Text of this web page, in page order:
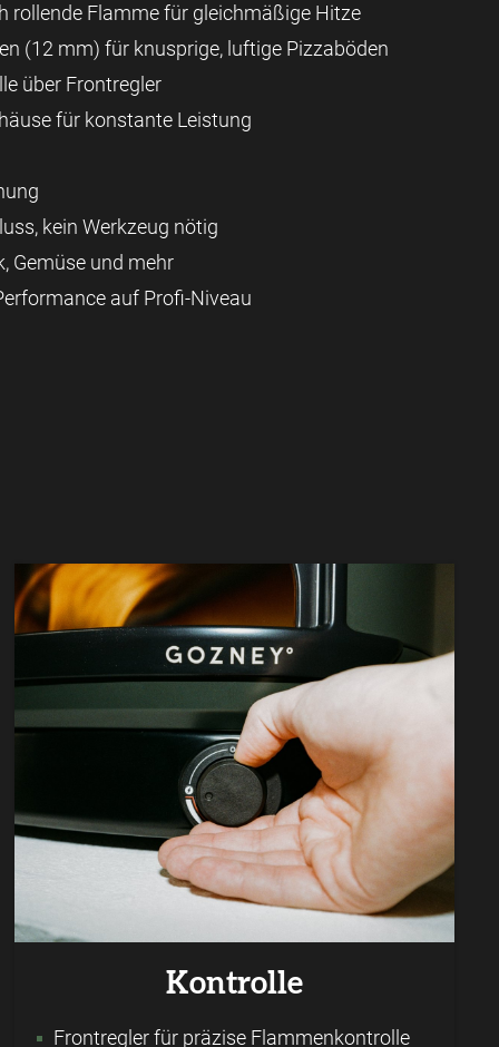
rollende Flamme für gleichmäßige Hitze
(12 mm) für knusprige, luftige Pizzaböden
über Frontregler
für konstante Leistung
kein Werkzeug nötig
Gemüse und mehr
auf Profi-Niveau
Kontrolle
Frontregler für präzise Flammenkontrolle